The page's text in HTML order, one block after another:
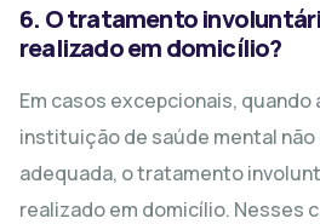
6. O tratamento
realizado em domicílio?
Em casos excepcionais, quando
instituição de saúde mental não
adequada, o tratamento
realizado em domicílio. Nesses